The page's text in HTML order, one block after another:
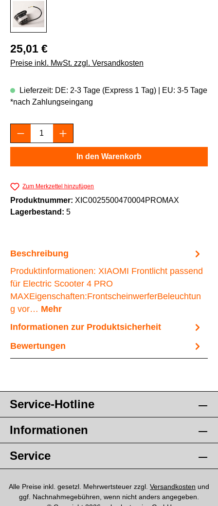
Regulärer Preis:
25,01 €
Preise inkl. MwSt. zzgl. Versandkosten
Lieferzeit: DE: 2-3 Tage (Express 1 Tag) | EU: 3-5 Tage
*nach Zahlungseingang
Produkt Anzahl: Gib den gewünschten
In den Warenkorb
Zum Merkzettel hinzufügen
Produktnummer: XIC0025500470004PROMAX
Lagerbestand: 5
Beschreibung
Produktinformationen: XIAOMI Frontlicht passend
für Electric Scooter 4 PRO
MAXEigenschaften:FrontscheinwerferBeleuchtun
g vor… Mehr
Informationen zur Produktsicherheit
Bewertungen
Service-Hotline
Informationen
Service
Alle Preise inkl. gesetzl. Mehrwertsteuer zzgl. Versandkosten und
ggf. Nachnahmegebühren, wenn nicht anders angegeben.